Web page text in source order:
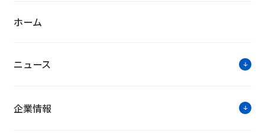
ホーム
ニュース
企業情報